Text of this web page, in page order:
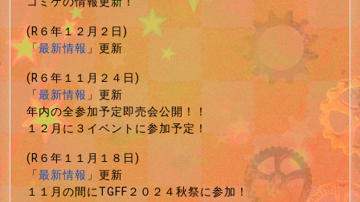
(R６年１２月２日)
「最新情報」更新
(R６年１１月２４日)
「最新情報」更新
年内の全参加予定即売会公開！！
１２月に３イベントに参加予定！
(R６年１１月１８日)
「最新情報」更新
１１月の間にTGFF２０２４秋祭に参加！